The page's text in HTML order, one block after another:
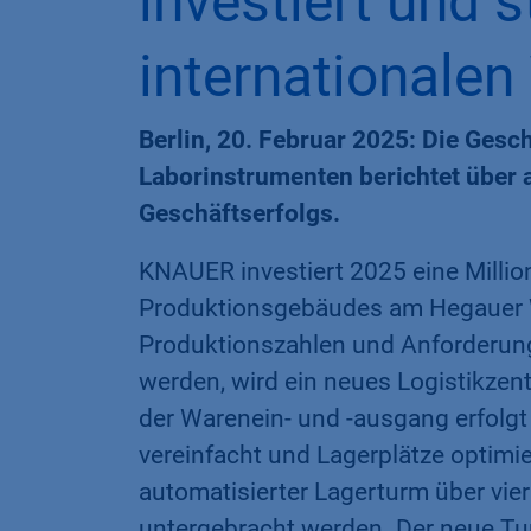
Berlin, 20. Februar 2025: Die
Laborinstrumenten berichtet über
Geschäftserfolgs.
KNAUER investiert 2025 eine
Produktionsgebäudes am
Produktionszahlen und
werden, wird ein neues
der Warenein- und -ausgang
vereinfacht und Lagerplätze
automatisierter Lagerturm über